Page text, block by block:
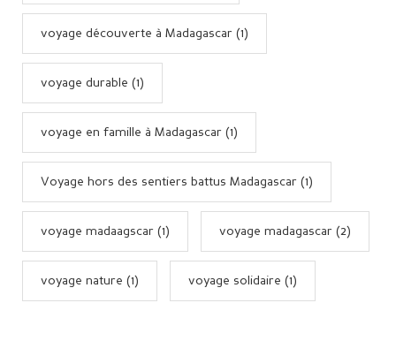
voyage découverte à Madagascar (1)
voyage durable (1)
voyage en famille à Madagascar (1)
Voyage hors des sentiers battus Madagascar (1)
voyage madaagscar (1) voyage madagascar (2)
voyage nature (1) voyage solidaire (1)